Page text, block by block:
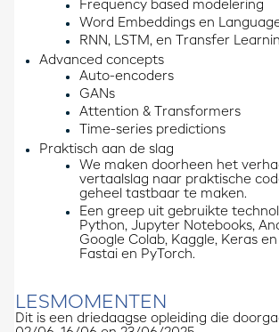
Frequency based modelering
Word Embeddings en
RNN, LSTM, en Transfer
Advanced concepts
Auto-encoders
GANs
Attention & Transformers
Time-series predictions
Praktisch aan de slag
We maken doorheen het
vertaalslag naar praktische
geheel tastbaar te maken.
Een greep uit gebruikte
Python, Jupyter Notebooks,
Google Colab, Kaggle, Keras
Fastai en PyTorch.
LESMOMENTEN
Dit is een driedaagse opleiding die